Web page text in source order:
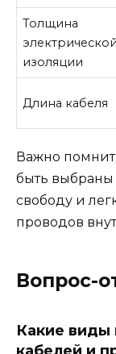
Толщина
электрической
изоляции
Длина кабеля
Важно
быть выбраны
свободу и
проводов
Вопрос-
Какие виды